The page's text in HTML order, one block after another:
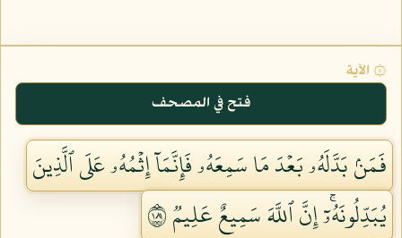
۞ الآية
فتح في المصحف
فَمَنۢ بَدَّلَهُۥ بَعۡدَ مَا سَمِعَهُۥ فَإِنَّمَآ إِثۡمُهُۥ عَلَى ٱلَّذِينَ
يُبَدِّلُونَهُۥٓۚ إِنَّ ٱللَّهَ سَمِيعٌ عَلِيمٞ ١٨١